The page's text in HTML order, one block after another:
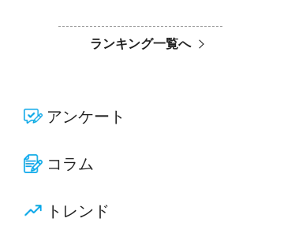
ランキング一覧へ
アンケート
コラム
トレンド